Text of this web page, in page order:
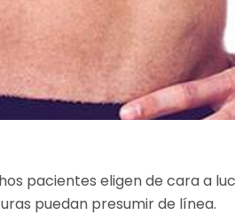
pacientes eligen de cara a
puedan presumir de línea.